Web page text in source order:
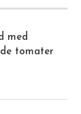
med
tomater